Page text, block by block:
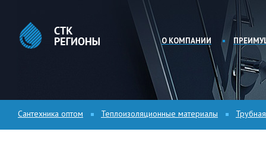
О КОМПАНИИ
Сантехника оптом Теплоизоляционные материалы